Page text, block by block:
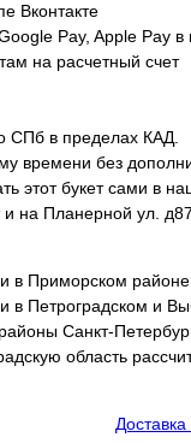
Вконтакте
Pay, Apple Pay
на расчетный счет
СПб в пределах КАД.
времени без
этот букет сами в
и на Планерной ул.
в Приморском
в Петроградском и
Санкт-
область